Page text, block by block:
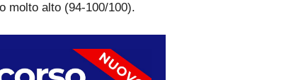
molto alto (94-100/100).